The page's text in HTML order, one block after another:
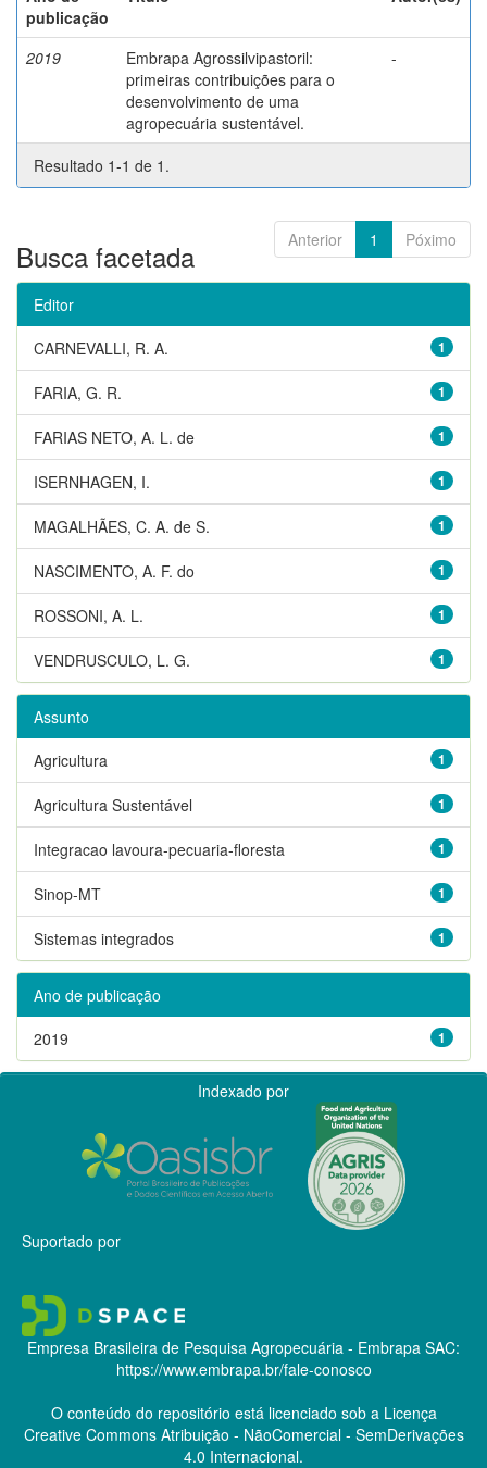
publicação
2019
Embrapa Agrossilvipastoril:
primeiras contribuições para o
desenvolvimento de uma
agropecuária sustentável.
-
Resultado 1-1 de 1.
Anterior 1 Póximo
Busca facetada
Editor
1
CARNEVALLI, R. A.
1
FARIA, G. R.
1
FARIAS NETO, A. L. de
1
ISERNHAGEN, I.
1
MAGALHÃES, C. A. de S.
1
NASCIMENTO, A. F. do
1
ROSSONI, A. L.
1
VENDRUSCULO, L. G.
Assunto
1
Agricultura
1
Agricultura Sustentável
1
Integracao lavoura-pecuaria-floresta
1
Sinop-MT
1
Sistemas integrados
Ano de publicação
1
2019
Indexado por
Suportado por
Empresa Brasileira de Pesquisa Agropecuária - Embrapa SAC:
https://www.embrapa.br/fale-conosco
O conteúdo do repositório está licenciado sob a Licença
Creative CommonsAtribuição - NãoComercial - SemDerivações
4.0 Internacional.